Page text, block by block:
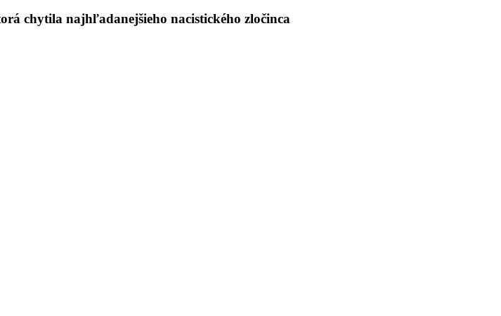
chytila najhľadanejšieho nacistického zločinca